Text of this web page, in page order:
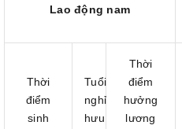
Lao động nam
Thời
điểm
sinh
Tuổi
nghỉ
hưu
Thời
điểm
hưởng
lương